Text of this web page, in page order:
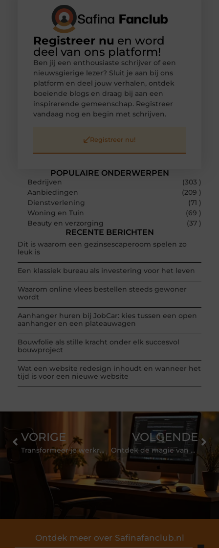
POPULAIRE ONDERWERPEN
Bedrijven
(303 )
Aanbiedingen
(209 )
Dienstverlening
(71 )
Woning en Tuin
(69 )
Beauty en verzorging
(37 )
RECENTE BERICHTEN
Dit is waarom een gezinsescaperoom spelen zo
leuk is
Een klassiek bureau als investering voor het leven
Waarom online vlees bestellen steeds gewoner
wordt
Aanhanger huren bij JobCar: kies tussen een open
aanhanger en een plateauwagen
Bouwfolie als stille kracht onder elk succesvol
bouwproject
Wat een website redesign inhoudt en wanneer het
tijd is voor een nieuwe website
Registreer nu en word
deel van ons platform!
Ben jij een enthousiaste schrijver of een
nieuwsgierige lezer? Sluit je aan bij ons
platform en deel jouw verhalen, ontdek
boeiende blogs en draag bij aan een
inspirerende gemeenschap. Registreer
vandaag nog en begin met schrijven.
Registreer nu!
Ontdek meer over Safinafanclub.nl
VORIGE
Transformeer je werkruimte met een glazen systeemwand van Intermontage
VOLGENDE
Ontdek de magie van Rommelmarkt Utrecht